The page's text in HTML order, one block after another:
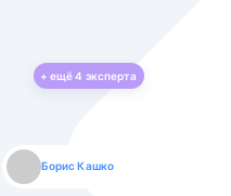
+ ещё4 эксперта
Борис Кашко
Юлия Изоитко
Александр Кулагин
Даниил Макаров
Екатерина Лазаренко